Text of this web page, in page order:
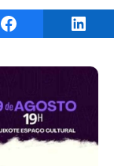
Share on Facebook